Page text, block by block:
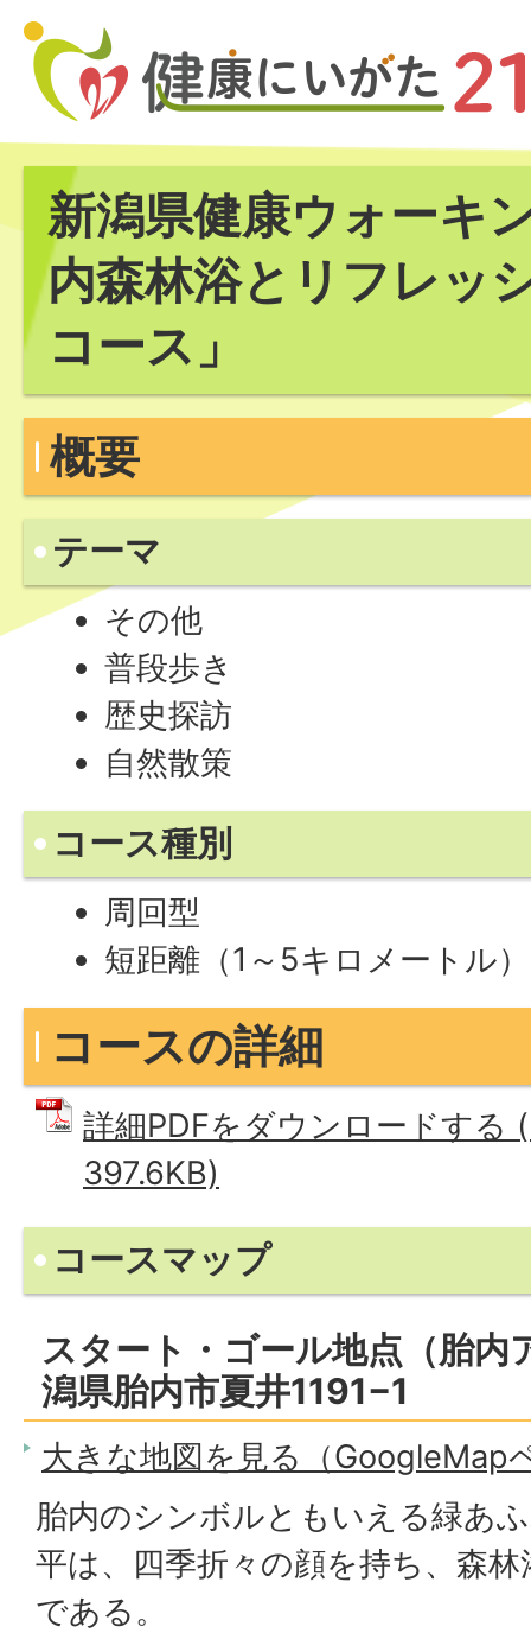
新潟県健康ウォーキ
内森林浴とリフレッ
コース」
概要
テーマ
その他
普段歩き
歴史探訪
自然散策
コース種別
周回型
短距離（1～5キロメートル
コースの詳細
詳細PDFをダウンロードする
397.6KB)
コースマップ
スタート・ゴール地点（胎内
潟県胎内市夏井1191−1
大きな地図を見る（GoogleMap
胎内のシンボルともいえる緑あ
平は、四季折々の顔を持ち、森
である。